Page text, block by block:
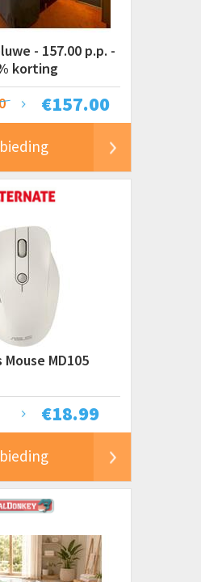
- 157.00 p.p. -
korting
€157.00
MD105
€18.99